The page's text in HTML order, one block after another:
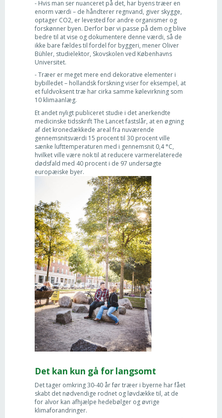
- Hvis man ser nuanceret på det, har byens træer en
enorm værdi – de håndterer regnvand, giver skygge,
optager CO2, er levested for andre organismer og
forskønner byen. Derfor bør vi passe på dem og blive
bedre til at vise og dokumentere denne værdi, så de
ikke bare fældes til fordel for byggeri, mener Oliver
Bühler, studielektor, Skovskolen ved Københavns
Universitet.
- Træer er meget mere end dekorative elementer i
bybilledet – hollandsk forskning viser for eksempel, at
et fuldvoksent træ har cirka samme kølevirkning som
10 klimaanlæg.
Et andet nyligt publiceret studie i det anerkendte
medicinske tidsskrift The Lancet fastslår, at en øgning
af det kronedækkede areal fra nuværende
gennemsnitsværdi 15 procent til 30 procent ville
sænke lufttemperaturen med i gennemsnit 0,4 °C,
hvilket ville være nok til at reducere varmerelaterede
dødsfald med 40 procent i de 97 undersøgte
europæiske byer.
Det kan kun gå for langsomt
Det tager omkring 30-40 år før træer i byerne har fået
skabt det nødvendige rodnet og løvdække til, at de
for alvor kan afhjælpe hedebølger og øvrige
klimaforandringer.